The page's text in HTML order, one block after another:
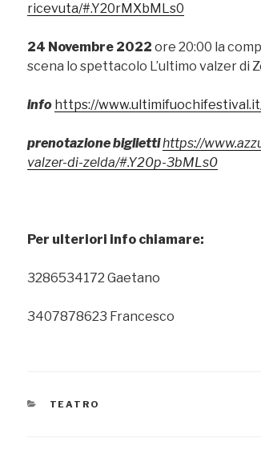
ricevuta/#.Y20rMXbMLs0
24 Novembre 2022 ore 20:00 la
scena lo spettacolo L’ultimo valzer di
info https://
prenotazione bigliettihttps://
valzer-di-zelda/#.Y20p-3bMLs0
Per ulteriori info chiamare:
3286534172 Gaetano
3407878623 Francesco
CATEGORIE
TEATRO